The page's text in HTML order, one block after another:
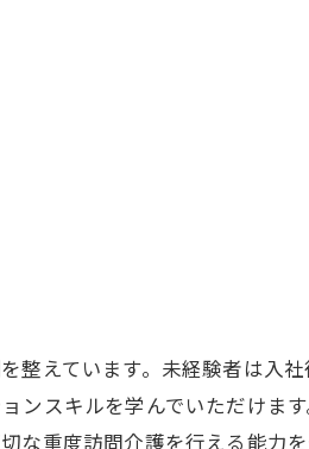
整えています。未経験者は入
ンスキルを学んでいただけま